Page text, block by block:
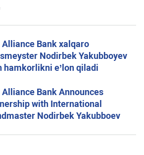
Alliance Bank xalqaro
Nodirbek Yakubboyev
hamkorlikni e’lon qiladi
Bank Announces
with International
Nodirbek Yakubboev